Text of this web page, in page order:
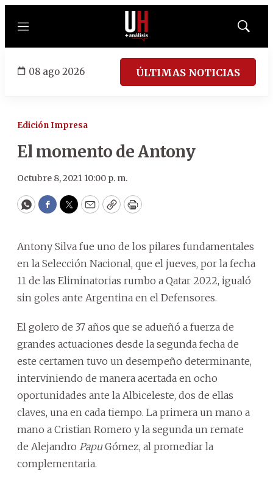
Menú
Mostrar
08 ago 2026 ÚLTIMAS NOTICIAS
Edición Impresa
El momento de Antony
Octubre 8, 2021 10:00 p. m.
WhatsApp
Facebook
Twitter
EmailCopyPrint
Antony Silva fue uno de los pilares fundamentales
en la Selección Nacional, que el jueves, por la fecha
11 de las Eliminatorias rumbo a Qatar 2022, igualó
sin goles ante Argentina en el Defensores.
El golero de 37 años que se adueñó a fuerza de
grandes actuaciones desde la segunda fecha de
este certamen tuvo un desempeño determinante,
interviniendo de manera acertada en ocho
oportunidades ante la Albiceleste, dos de ellas
claves, una en cada tiempo. La primera un mano a
mano a Cristian Romero y la segunda un remate
de Alejandro PapuGómez, al promediar la
complementaria.